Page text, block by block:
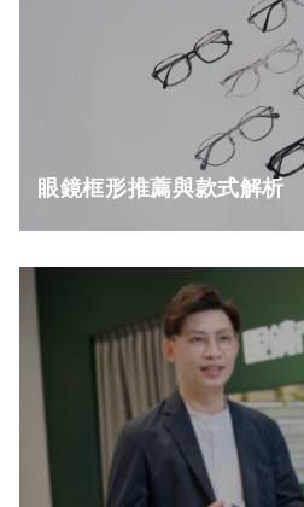
眼鏡框形推薦與款式解析